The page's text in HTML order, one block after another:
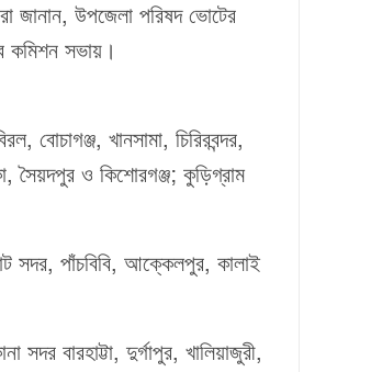
জানান, উপজেলা পরিষদ ভোটের
কমিশন সভায়।
বোচাগঞ্জ, খানসামা, চিরিরবন্দর,
সৈয়দপুর ও কিশোরগঞ্জ; কুড়িগ্রাম
সদর, পাঁচবিবি, আক্কেলপুর, কালাই
বারহাট্টা, দুর্গাপুর, খালিয়াজুরী,